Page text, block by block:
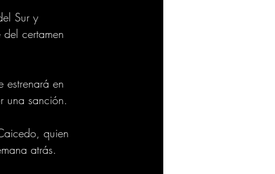
Sur y
certamen
en
una sanción.
quien
atrás.